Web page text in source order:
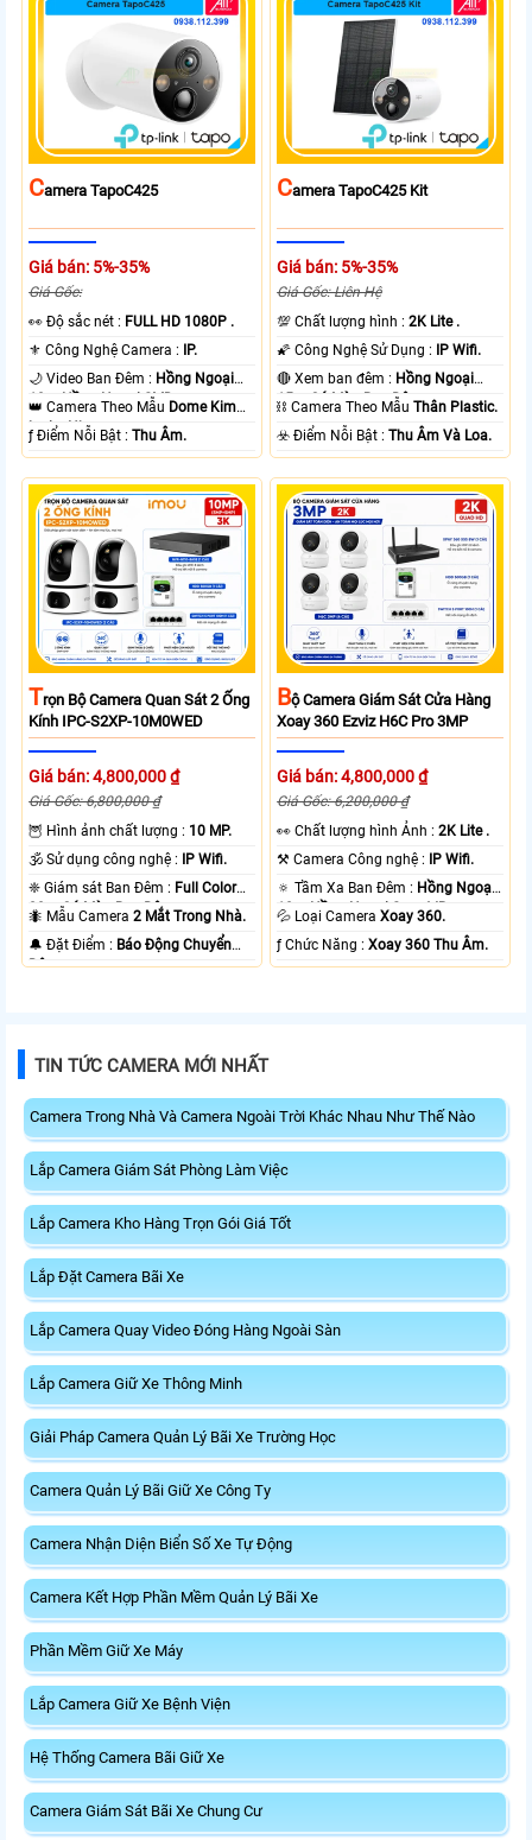
CAmera TapoC425
Giá bán: 5%-35%
Giá Gốc:
️👀 Độ sắc nét : FULL HD 1080P .
⚜️ Công Nghệ Camera :
IP.
🌙 Video Ban Đêm : Hồng Ngoại
10m Hồng Ngoại SMD.
👑 Camera Theo Mẫu Dome Kim
loại + Nhựa.
️ƒ Điểm Nỗi Bật :Thu Âm.
CAmera TapoC425 Kit
Giá bán: 5%-35%
Giá Gốc: Liên Hệ
💯 Chất lượng hình :2K Lite .
🌠 Công Nghệ Sử Dụng :
IP Wifi.
🔴 Xem ban đêm : Hồng Ngoại
15m Có Màu Ban Ðêm.
⛓ Camera Theo MẫuThân Plastic.
️☣️ Điểm Nỗi Bật :Thu Âm Và Loa.
TRọn Bộ Camera Quan Sát 2 Ống
Kính IPC-S2XP-10M0WED
Giá bán: 4,800,000 ₫
Giá Gốc: 6,800,000 ₫
🦉 Hình ảnh chất lượng : 10 MP.
🕉️ Sử dụng công nghệ :
IP Wifi.
❈ Giám sát Ban Đêm : Full Color
20m Có Màu Ban Ðêm.
🐜 Mẫu Camera2 Mắt Trong Nhà.
️🔔 Đặt Điểm : Báo Động Chuyển
Động.
BỘ Camera Giám Sát Cửa Hàng
Xoay 360 Ezviz H6C Pro 3MP
Giá bán: 4,800,000 ₫
Giá Gốc: 6,200,000 ₫
️👀 Chất lượng hình Ảnh :2K Lite .
⚒ Camera Công nghệ :
IP Wifi.
🔅 Tầm Xa Ban Đêm : Hồng Ngoại
10m Hồng Ngoại Smart IR.
💦 Loại CameraXoay 360.
️ƒ Chức Năng :Xoay 360 Thu Âm.
TIN TỨC CAMERA MỚI NHẤT
Camera Trong Nhà Và Camera Ngoài Trời Khác Nhau Như Thế Nào
Lắp Camera Giám Sát Phòng Làm Việc
Lắp Camera Kho Hàng Trọn Gói Giá Tốt
Lắp Đặt Camera Bãi Xe
Lắp Camera Quay Video Đóng Hàng Ngoài Sàn
Lắp Camera Giữ Xe Thông Minh
Giải Pháp Camera Quản Lý Bãi Xe Trường Học
Camera Quản Lý Bãi Giữ Xe Công Ty
Camera Nhận Diện Biển Số Xe Tự Động
Camera Kết Hợp Phần Mềm Quản Lý Bãi Xe
Phần Mềm Giữ Xe Máy
Lắp Camera Giữ Xe Bệnh Viện
Hệ Thống Camera Bãi Giữ Xe
Camera Giám Sát Bãi Xe Chung Cư